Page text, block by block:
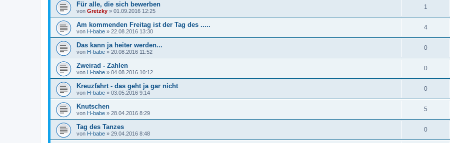
Für alle, die sich bewerben
von Gretzky » 01.09.2016 12:25
1
Am kommenden Freitag ist der Tag des .....
von H-babe » 22.08.2016 13:30
4
Das kann ja heiter werden...
von H-babe » 20.08.2016 11:52
0
Zweirad - Zahlen
von H-babe » 04.08.2016 10:12
0
Kreuzfahrt - das geht ja gar nicht
von H-babe » 03.05.2016 9:14
0
Knutschen
von H-babe » 28.04.2016 8:29
5
Tag des Tanzes
von H-babe » 29.04.2016 8:48
0